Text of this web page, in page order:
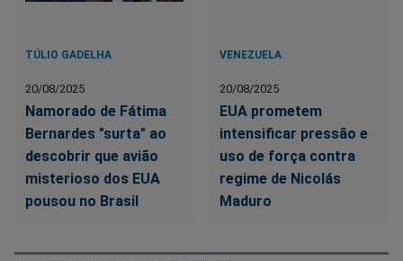
TÚLIO GADELHA
20/08/2025
Namorado de Fátima
Bernardes "surta" ao
descobrir que avião
misterioso dos EUA
pousou no Brasil
VENEZUELA
20/08/2025
EUA prometem
intensificar pressão e
uso de força contra
regime de Nicolás
Maduro